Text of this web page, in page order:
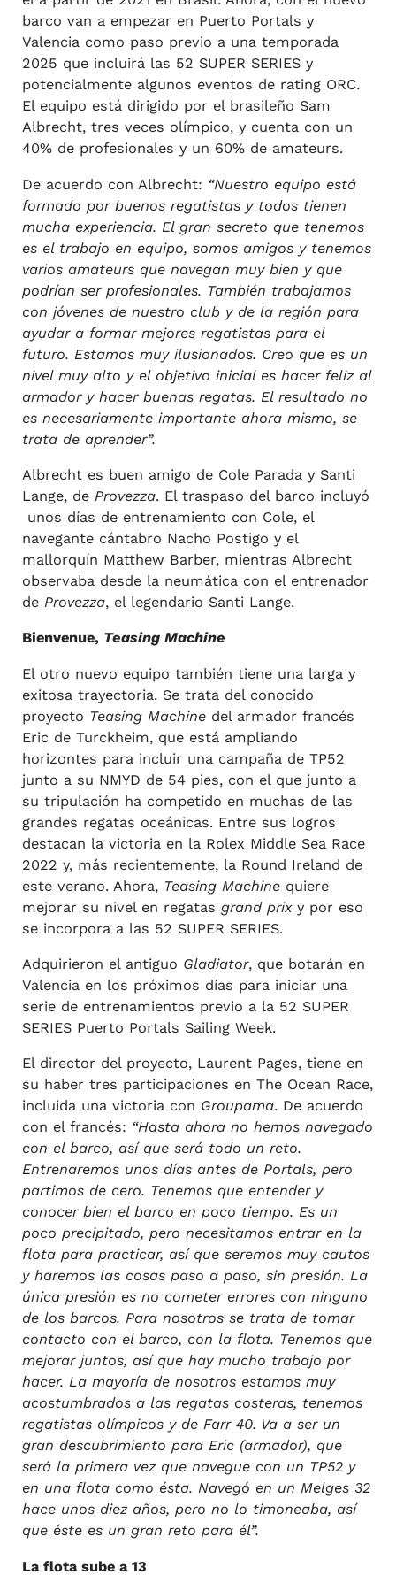
barco van a empezar en Puerto Portals y
Valencia como paso previo a una temporada
2025 que incluirá las 52 SUPER SERIES y
potencialmente algunos eventos de rating ORC.
El equipo está dirigido por el brasileño Sam
Albrecht, tres veces olímpico, y cuenta con un
40% de profesionales y un 60% de amateurs.
De acuerdo con Albrecht: “Nuestro equipo está
formado por buenos regatistas y todos tienen
mucha experiencia. El gran secreto que tenemos
es el trabajo en equipo, somos amigos y tenemos
varios amateurs que navegan muy bien y que
podrían ser profesionales. También trabajamos
con jóvenes de nuestro club y de la región para
ayudar a formar mejores regatistas para el
futuro. Estamos muy ilusionados. Creo que es un
nivel muy alto y el objetivo inicial es hacer feliz al
armador y hacer buenas regatas. El resultado no
es necesariamente importante ahora mismo, se
trata de aprender”.
Albrecht es buen amigo de Cole Parada y Santi
Lange, de Provezza. El traspaso del barco incluyó
unos días de entrenamiento con Cole, el
navegante cántabro Nacho Postigo y el
mallorquín Matthew Barber, mientras Albrecht
observaba desde la neumática con el entrenador
de Provezza, el legendario Santi Lange.
Bienvenue, Teasing Machine
El otro nuevo equipo también tiene una larga y
exitosa trayectoria. Se trata del conocido
proyecto Teasing Machinedel armador francés
Eric de Turckheim, que está ampliando
horizontes para incluir una campaña de TP52
junto a su NMYD de 54 pies, con el que junto a
su tripulación ha competido en muchas de las
grandes regatas oceánicas. Entre sus logros
destacan la victoria en la Rolex Middle Sea Race
2022 y, más recientemente, la Round Ireland de
este verano. Ahora, Teasing Machinequiere
mejorar su nivel en regatas grand prixy por eso
se incorpora a las 52 SUPER SERIES.
Adquirieron el antiguo Gladiator, que botarán en
Valencia en los próximos días para iniciar una
serie de entrenamientos previo a la 52 SUPER
SERIES Puerto Portals Sailing Week.
El director del proyecto, Laurent Pages, tiene en
su haber tres participaciones en The Ocean Race,
incluida una victoria con Groupama. De acuerdo
con el francés: “Hasta ahora no hemos navegado
con el barco, así que será todo un reto.
Entrenaremos unos días antes de Portals, pero
partimos de cero. Tenemos que entender y
conocer bien el barco en poco tiempo. Es un
poco precipitado, pero necesitamos entrar en la
flota para practicar, así que seremos muy cautos
y haremos las cosas paso a paso, sin presión. La
única presión es no cometer errores con ninguno
de los barcos. Para nosotros se trata de tomar
contacto con el barco, con la flota. Tenemos que
mejorar juntos, así que hay mucho trabajo por
hacer. La mayoría de nosotros estamos muy
acostumbrados a las regatas costeras, tenemos
regatistas olímpicos y de Farr 40. Va a ser un
gran descubrimiento para Eric (armador), que
será la primera vez que navegue con un TP52 y
en una flota como ésta. Navegó en un Melges 32
hace unos diez años, pero no lo timoneaba, así
que éste es un gran reto para él”.
La flota sube a 13